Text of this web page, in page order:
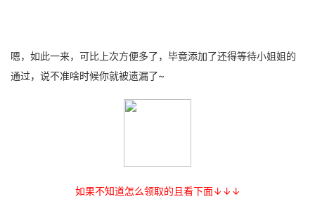
嗯，如此一来，可比上次方便多了，毕竟添加了还得等待小姐姐的
通过，说不准啥时候你就被遗漏了~
如果不知道怎么领取的且看下面↓↓↓